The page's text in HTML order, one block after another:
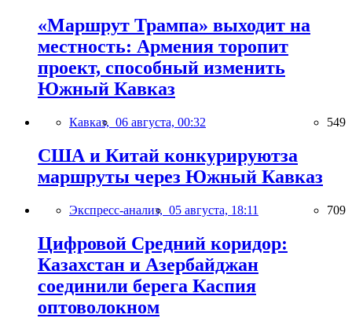
«Маршрут Трампа» выходит на
местность: Армения торопит
проект, способный изменить
Южный Кавказ
Кавказ, 06 августа, 00:32 549
США и Китай конкурируютза
маршруты через Южный Кавказ
Экспресс-анализ, 05 августа, 18:11 709
Цифровой Средний коридор:
Казахстан и Азербайджан
соединили берега Каспия
оптоволокном